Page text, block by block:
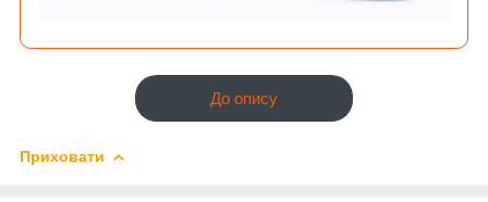
До опису
Приховати